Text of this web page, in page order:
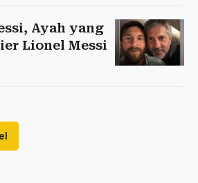
Ayah yang
Lionel Messi